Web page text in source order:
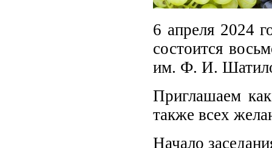
6 апреля 2024
состоится
им. Ф. И.
Приглашаем
также всех
Начало